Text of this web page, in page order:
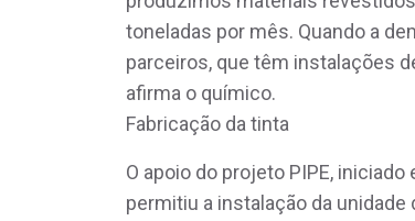
toneladas por mês. Quando a
parceiros, que têm instalações
afirma o químico.
Fabricação da tinta
O apoio do projeto PIPE,
permitiu a instalação da